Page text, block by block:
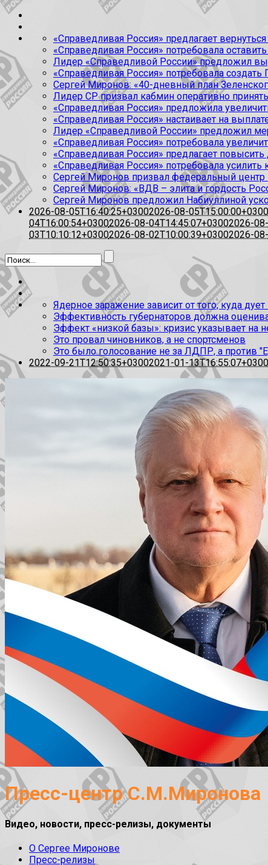
«Справедливая Россия» предлагает
«Справедливая Россия» потребовала
Лидер «Справедливой России» предложил
«Справедливая Россия» потребовала
Сергей Миронов: «40-дневный план
Лидер СР призвал кабмин оперативно
«Справедливая Россия» предложила
«Справедливая Россия» настаивает на
Лидер «Справедливой России» предложил
«Справедливая Россия» потребовала
«Справедливая Россия» предлагает
«Справедливая Россия» потребовала
Сергей Миронов призвал федеральный центр
Сергей Миронов: «ВДВ – элита и гордость
Сергей Миронов предложил Набиуллиной
2026-08-05T16:40:25+03002026-08-05T15:00:00+0300
04T16:00:54+03002026-08-04T14:45:07+03002026-
03T10:10:12+03002026-08-02T10:00:39+03002026-
Ядерное заражение зависит от того, куда
Эффективность губернаторов должна
Эффект «низкой базы»: кризис указывает на
Это провал чиновников, а не спортсменов
Это было голосование не за ЛДПР, а против
2022-09-21T12:50:35+03002021-01-13T16:55:07+0300
Пресс-центр С.М.Миронова
Видео, новости, пресс-релизы, документы
О Сергее Миронове
Пресс-релизы